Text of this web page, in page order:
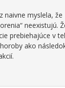
naivne myslela, že
neexistujú.
prebiehajúce v
ako